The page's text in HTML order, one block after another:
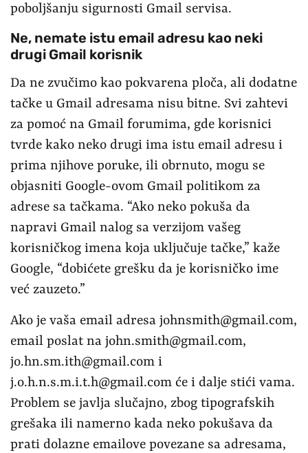
poboljšanju sigurnosti Gmail servisa.
Ne, nemate istu email adresu kao neki
drugi Gmail korisnik
Da ne zvučimo kao pokvarena ploča, ali dodatne
tačke u Gmail adresama nisu bitne. Svi zahtevi
za pomoć na Gmail forumima, gde korisnici
tvrde kako neko drugi ima istu email adresu i
prima njihove poruke, ili obrnuto, mogu se
objasniti Google-ovom Gmail politikom za
adrese sa tačkama. “Ako neko pokuša da
napravi Gmail nalog sa verzijom vašeg
korisničkog imena koja uključuje tačke,” kaže
Google, “dobićete grešku da je korisničko ime
već zauzeto.”
Ako je vaša email adresa johnsmith@gmail.com,
email poslat na john.smith@gmail.com,
jo.hn.sm.ith@gmail.com i
j.o.h.n.s.m.i.t.h@gmail.com će i dalje stići vama.
Problem se javlja slučajno, zbog tipografskih
grešaka ili namerno kada neko pokušava da
prati dolazne emailove povezane sa adresama,